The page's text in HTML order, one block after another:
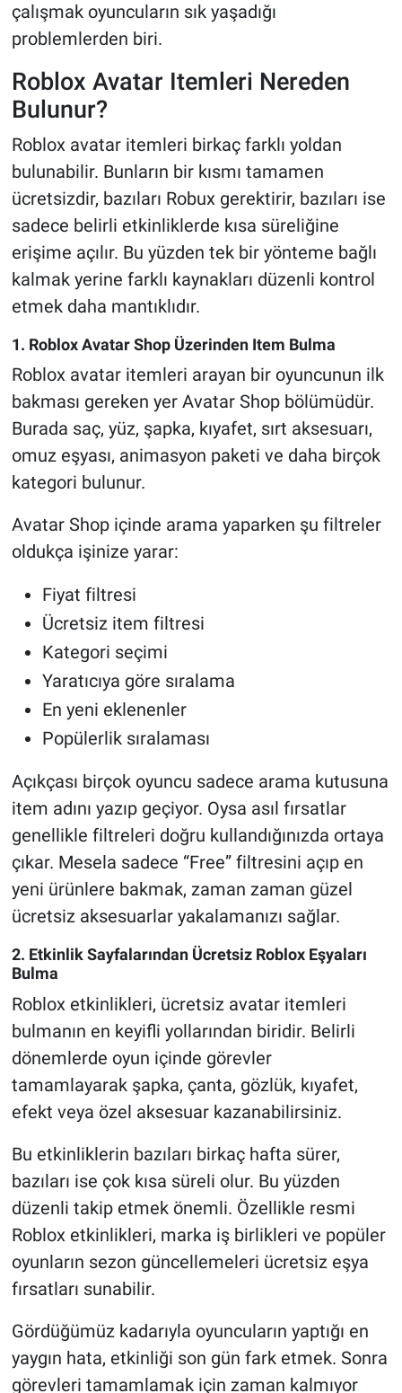
çalışmak oyuncuların sık yaşadığı
problemlerden biri.
Roblox Avatar Itemleri Nereden
Bulunur?
Roblox avatar itemleri birkaç farklı yoldan
bulunabilir. Bunların bir kısmı tamamen
ücretsizdir, bazıları Robux gerektirir, bazıları ise
sadece belirli etkinliklerde kısa süreliğine
erişime açılır. Bu yüzden tek bir yönteme bağlı
kalmak yerine farklı kaynakları düzenli kontrol
etmek daha mantıklıdır.
1. Roblox Avatar Shop Üzerinden Item Bulma
Roblox avatar itemleri arayan bir oyuncunun ilk
bakması gereken yer Avatar Shop bölümüdür.
Burada saç, yüz, şapka, kıyafet, sırt aksesuarı,
omuz eşyası, animasyon paketi ve daha birçok
kategori bulunur.
Avatar Shop içinde arama yaparken şu filtreler
oldukça işinize yarar:
Fiyat filtresi
Ücretsiz item filtresi
Kategori seçimi
Yaratıcıya göre sıralama
En yeni eklenenler
Popülerlik sıralaması
Açıkçası birçok oyuncu sadece arama kutusuna
item adını yazıp geçiyor. Oysa asıl fırsatlar
genellikle filtreleri doğru kullandığınızda ortaya
çıkar. Mesela sadece “Free” filtresini açıp en
yeni ürünlere bakmak, zaman zaman güzel
ücretsiz aksesuarlar yakalamanızı sağlar.
2. Etkinlik Sayfalarından Ücretsiz Roblox Eşyaları
Bulma
Roblox etkinlikleri, ücretsiz avatar itemleri
bulmanın en keyifli yollarından biridir. Belirli
dönemlerde oyun içinde görevler
tamamlayarak şapka, çanta, gözlük, kıyafet,
efekt veya özel aksesuar kazanabilirsiniz.
Bu etkinliklerin bazıları birkaç hafta sürer,
bazıları ise çok kısa süreli olur. Bu yüzden
düzenli takip etmek önemli. Özellikle resmi
Roblox etkinlikleri, marka iş birlikleri ve popüler
oyunların sezon güncellemeleri ücretsiz eşya
fırsatları sunabilir.
Gördüğümüz kadarıyla oyuncuların yaptığı en
yaygın hata, etkinliği son gün fark etmek. Sonra
görevleri tamamlamak için zaman kalmıyor